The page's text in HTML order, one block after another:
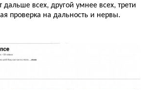
всех, другой умнее всех, трети
проверка на дальность и нервы.